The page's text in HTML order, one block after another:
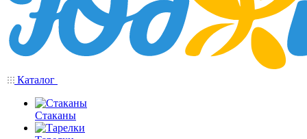
Каталог
Стаканы